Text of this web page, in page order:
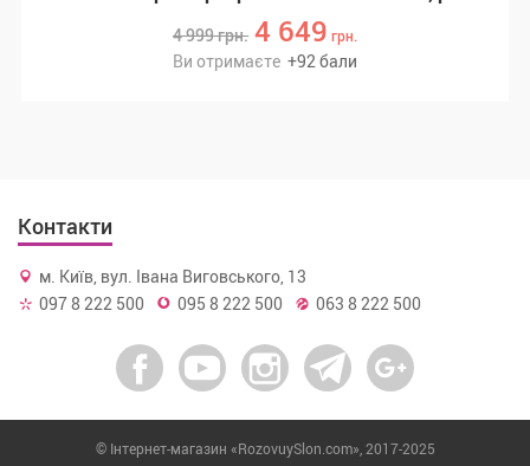
4 999грн. 4 649 грн.
Ви отримаєте +92бали
Контакти
м. Київ, вул. Івана Виговського, 13
097 8 222 500
095 8 222 500 063 8 222 500
© Інтернет-магазин «RozovuySlon.com», 2017-2025